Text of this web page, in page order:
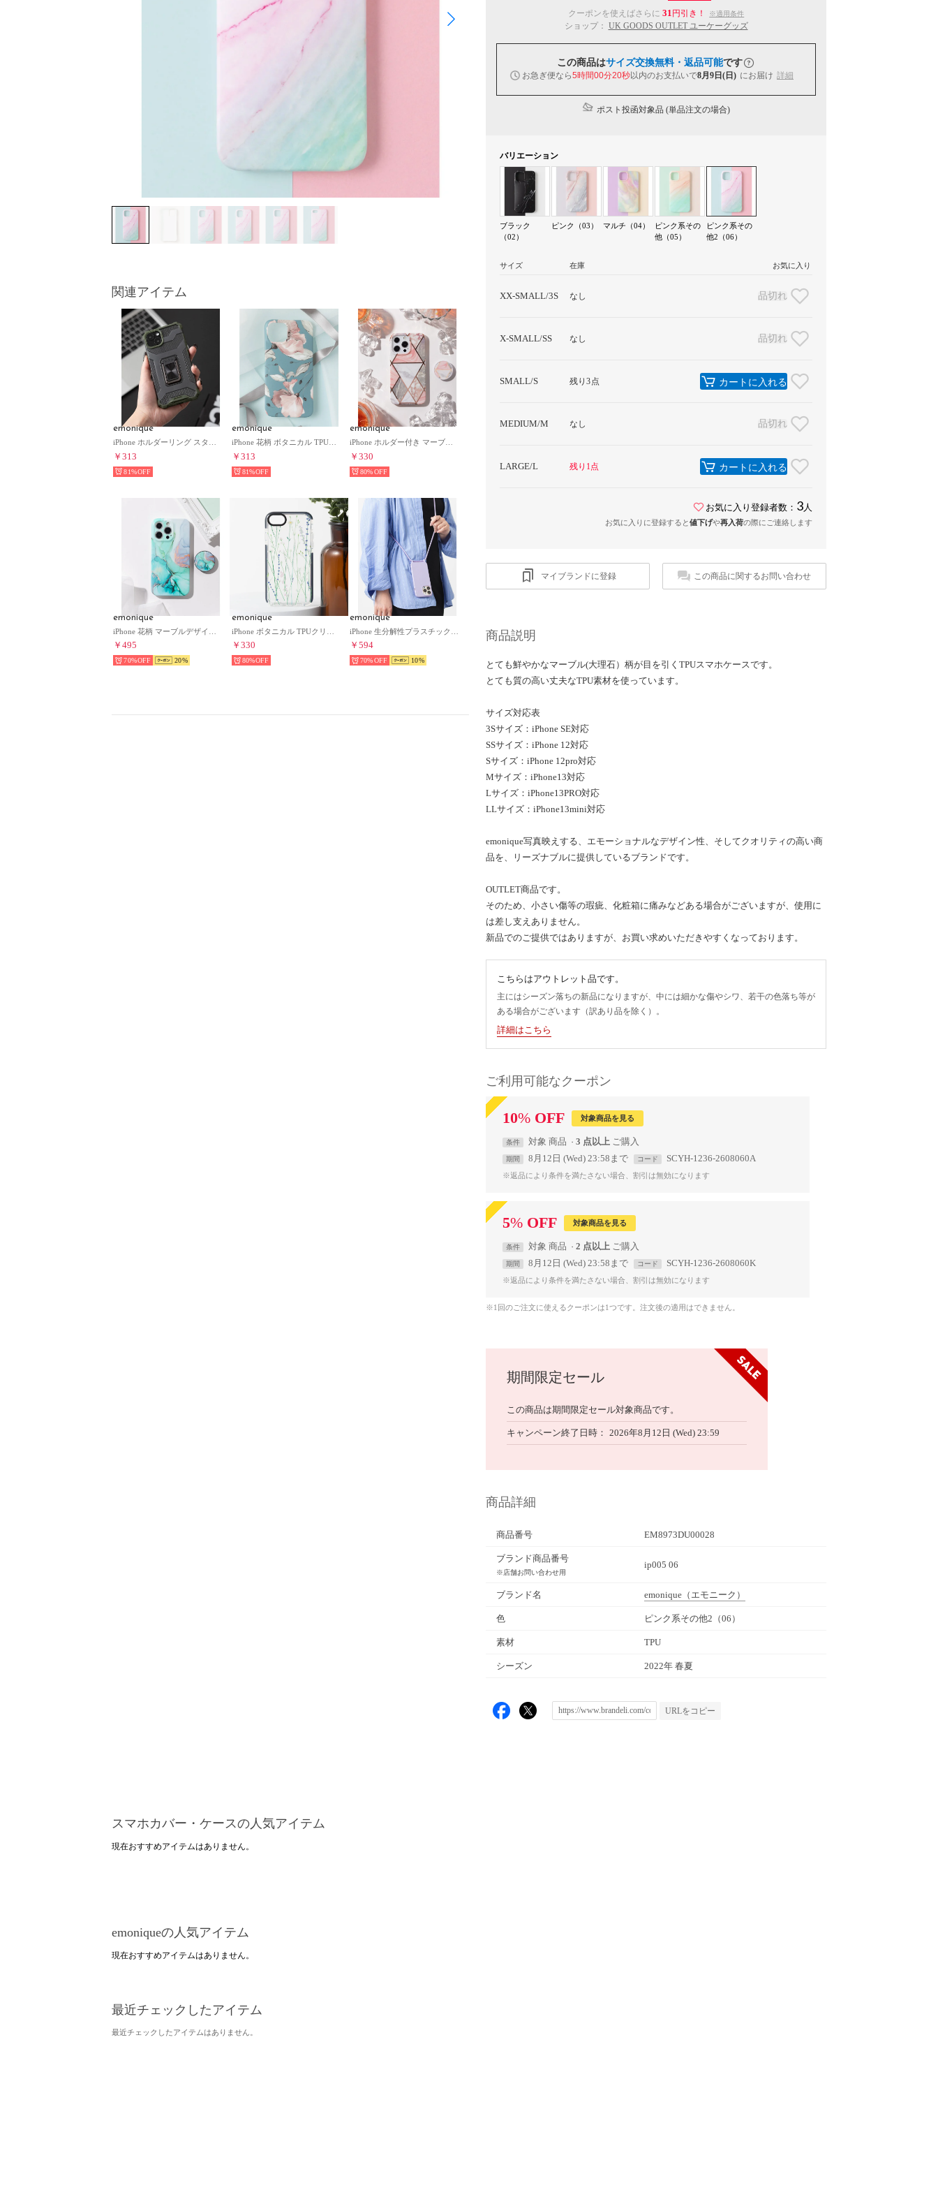
関連アイテム
emonique
￥313
81%
emonique
iPhone 花柄 ボタニカル TPUスマホケース 【12/12pro/13/13pro/SE対応】 （ブルー系その他）
￥313
81%
emonique
￥330
80%
emonique
￥495
70% 20
emonique
￥330
80%
emonique
￥594
70% 10
クーポンを使えばさらに 31 円引き！ ※適用条件
ショップ： UK GOODS OUTLET ユーケーグッズ
この商品はサイズ交換無料・返品可能です
お急ぎ便なら5時間00分19秒以内のお支払いで8月9日(日) にお届け 詳細
ポスト投函対象品 (単品注文の場合)
バリエーション
ブラック
（02）
ピンク（03） マルチ（04）
ピンク系その
他（05）
ピンク系その
他2（06）
サイズ 在庫 お気に入り
XX-SMALL/3S なし 品切れ
X-SMALL/SS なし 品切れ
SMALL/S 残り3点 カートに入れる
MEDIUM/M なし 品切れ
LARGE/L 残り1点 カートに入れる
お気に入り登録者数： 3 人
お気に入りに登録すると値下げや再入荷の際にご連絡します
マイブランドに登録 この商品に関するお問い合わせ
商品説明
とても鮮やかなマーブル(大理石）柄が目を引くTPUスマホケースです。
とても質の高い丈夫なTPU素材を使っています。
サイズ対応表
3Sサイズ：iPhone SE対応
SSサイズ：iPhone 12対応
Sサイズ：iPhone 12pro対応
Mサイズ：iPhone13対応
Lサイズ：iPhone13PRO対応
LLサイズ：iPhone13mini対応
emonique写真映えする、エモーショナルなデザイン性、そしてクオリティの高い商
品を、リーズナブルに提供しているブランドです。
OUTLET商品です。
そのため、小さい傷等の瑕疵、化粧箱に痛みなどある場合がございますが、使用に
は差し支えありません。
新品でのご提供ではありますが、お買い求めいただきやすくなっております。
こちらはアウトレット品です。
主にはシーズン落ちの新品になりますが、中には細かな傷やシワ、若干の色落ち等が
ある場合がございます（訳あり品を除く）。
詳細はこちら
ご利用可能なクーポン
10% OFF 対象商品を見る
条件 対象 商品 3 点以上
期間 8月12日 (Wed) 23:58まで コード SCYH-1236-2608060A
※返品により条件を満たさない場合、割引は無効になります
5% OFF 対象商品を見る
条件 対象 商品 2 点以上
期間 8月12日 (Wed) 23:58まで コード SCYH-1236-2608060K
※返品により条件を満たさない場合、割引は無効になります
※1回のご注文に使えるクーポンは1つです。注文後の適用はできません。
期間限定セール
この商品は期間限定セール対象商品です。
キャンペーン終了日時 2026年8月12日 (Wed) 23:59
商品詳細
商品番号 EM8973DU00028
ブランド商品番号
※店舗お問い合わせ用
ip005 06
ブランド名 emonique （エモニーク）
色 ピンク系その他2（06）
素材 TPU
シーズン 2022年 春夏
URLをコピー
スマホカバー・ケースの人気アイテム
現在おすすめアイテムはありません。
emoniqueの人気アイテム
現在おすすめアイテムはありません。
最近チェックしたアイテム
最近チェックしたアイテムはありません。